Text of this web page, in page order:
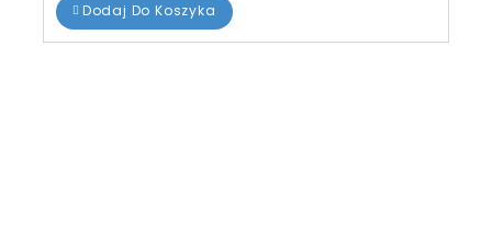
Dodaj Do Koszyka